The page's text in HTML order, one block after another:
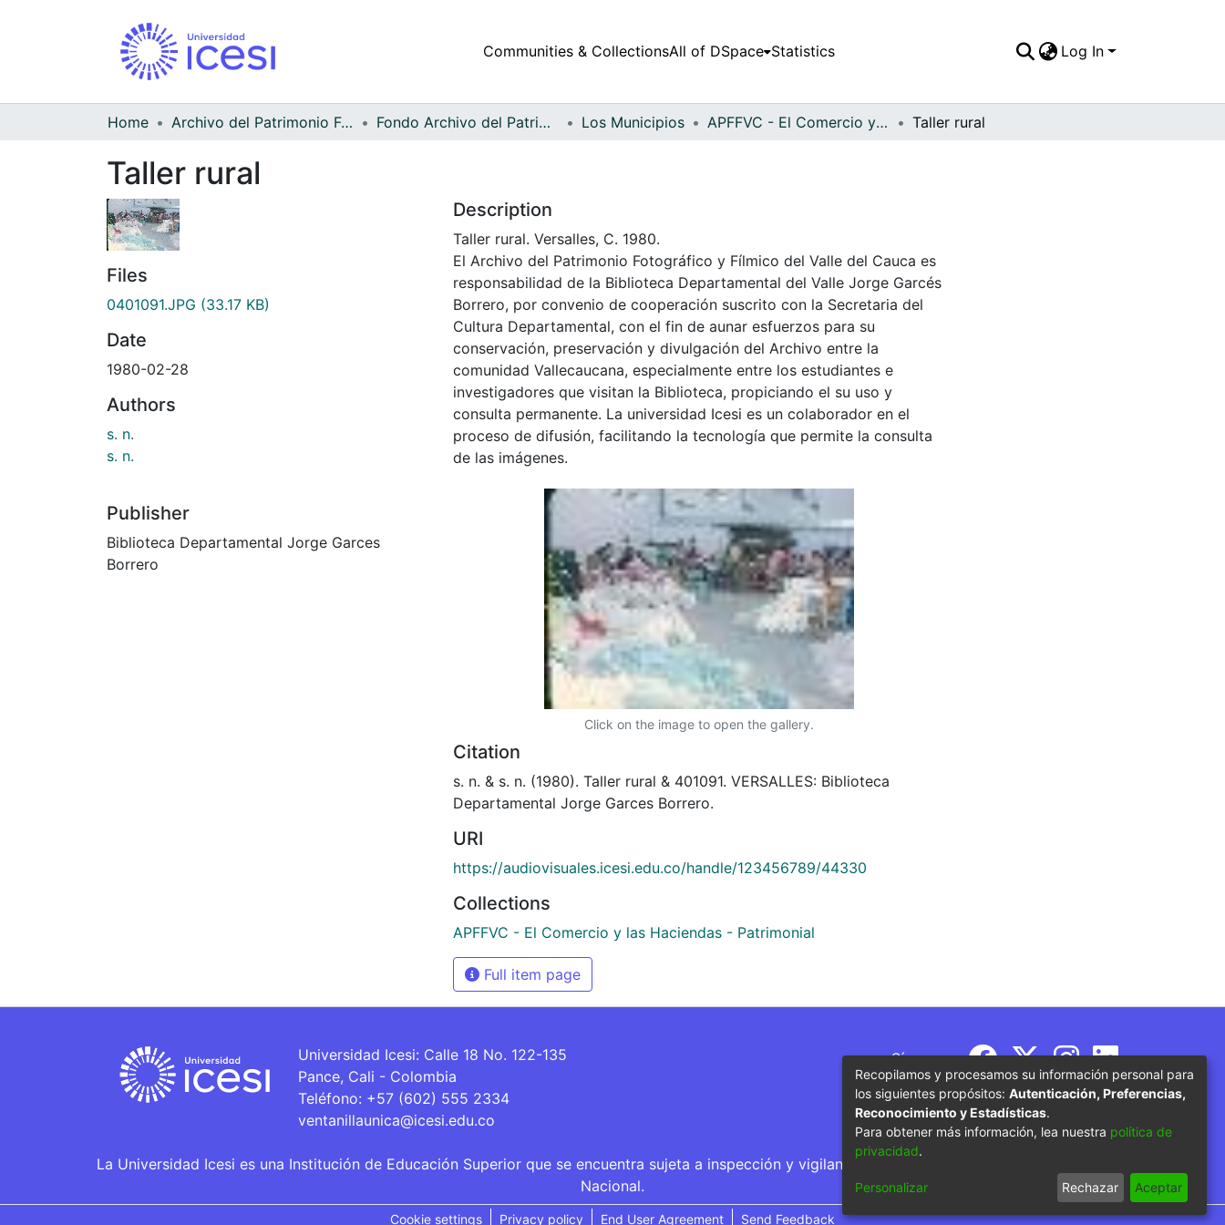
Communities & CollectionsAll of DSpace Statistics Log In
Home Archivo del Patrimonio Fotográfico y Fílmico del Valle del Cauca Fondo Archivo del Patrimonio Fotográfico y Fílmico del Valle del Cauca Los Municipios APFFVC - El Comercio y las Haciendas - Patrimonial Taller rural
Taller rural
Files
0401091.JPG (33.17 KB)
Date
1980-02-28
Authors
s. n.
s. n.
Publisher
Biblioteca Departamental Jorge Garces
Borrero
Description
Taller rural. Versalles, C. 1980.
El Archivo del Patrimonio Fotográfico y Fílmico del Valle del Cauca es
responsabilidad de la Biblioteca Departamental del Valle Jorge Garcés
Borrero, por convenio de cooperación suscrito con la Secretaria del
Cultura Departamental, con el fin de aunar esfuerzos para su
conservación, preservación y divulgación del Archivo entre la
comunidad Vallecaucana, especialmente entre los estudiantes e
investigadores que visitan la Biblioteca, propiciando el su uso y
consulta permanente. La universidad Icesi es un colaborador en el
proceso de difusión, facilitando la tecnología que permite la consulta
de las imágenes.
Click on the image to open the gallery.
Citation
s. n. & s. n. (1980). Taller rural & 401091. VERSALLES: Biblioteca
Departamental Jorge Garces Borrero.
URI
https://audiovisuales.icesi.edu.co/handle/123456789/44330
Collections
APFFVC - El Comercio y las Haciendas - Patrimonial
Full item page
Universidad Icesi: Calle 18 No. 122-135
Pance, Cali - Colombia
Teléfono: +57 (602) 555 2334
ventanillaunica@icesi.edu.co
Síguenos
La Universidad Icesi es una Institución de Educación Superior que se encuentra sujeta a inspección y vigilancia por parte del Ministerio de Educación
Nacional.
Cookie settings Privacy policy End User Agreement Send Feedback
Recopilamos y procesamos su información personal para
los siguientes propósitos: Autenticación, Preferencias,
Reconocimiento y Estadísticas.
Para obtener más información, lea nuestra política de
privacidad.
Personalizar Rechazar Aceptar